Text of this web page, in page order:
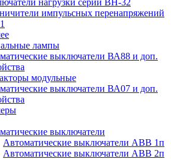
нагрузки серии ВН-32
импульсных перенапряжений
лампы
выключатели ВА88 и доп.
модульные
выключатели ВА07 и доп.
выключатели
Автоматические выключатели АВВ 1п
Автоматические выключатели АВВ 2п